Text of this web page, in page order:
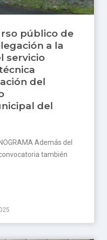
público de
a la
servicio
del
del
Además del
también